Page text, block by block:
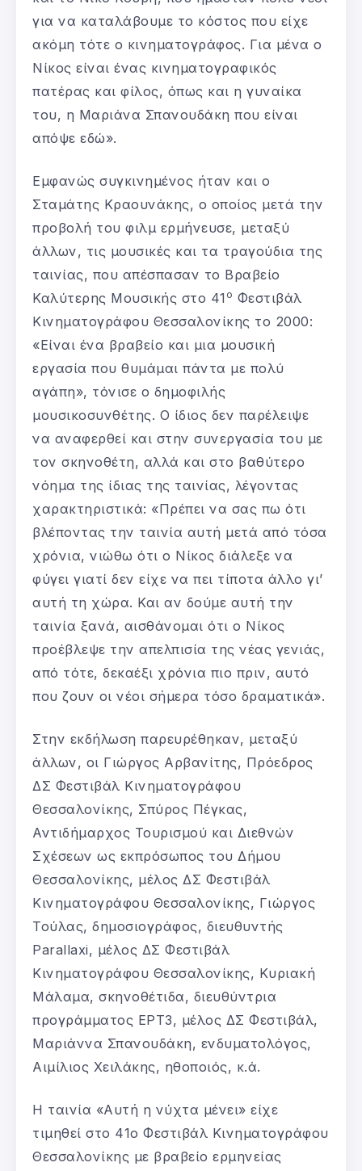
για να καταλάβουμε το κόστος που είχε
ακόμη τότε ο κινηματογράφος. Για μένα ο
Νίκος είναι ένας κινηματογραφικός
πατέρας και φίλος, όπως και η γυναίκα
του, η Μαριάνα Σπανουδάκη που είναι
απόψε εδώ».
Εμφανώς συγκινημένος ήταν και ο
Σταμάτης Κραουνάκης, ο οποίος μετά την
προβολή του φιλμ ερμήνευσε, μεταξύ
άλλων, τις μουσικές και τα τραγούδια της
ταινίας, που απέσπασαν το Βραβείο
Καλύτερης Μουσικής στο 41 ο Φεστιβάλ
Κινηματογράφου Θεσσαλονίκης το 2000:
«Είναι ένα βραβείο και μια μουσική
εργασία που θυμάμαι πάντα με πολύ
αγάπη», τόνισε ο δημοφιλής
μουσικοσυνθέτης. Ο ίδιος δεν παρέλειψε
να αναφερθεί και στην συνεργασία του με
τον σκηνοθέτη, αλλά και στο βαθύτερο
νόημα της ίδιας της ταινίας, λέγοντας
χαρακτηριστικά: «Πρέπει να σας πω ότι
βλέποντας την ταινία αυτή μετά από τόσα
χρόνια, νιώθω ότι ο Νίκος διάλεξε να
φύγει γιατί δεν είχε να πει τίποτα άλλο γι’
αυτή τη χώρα. Και αν δούμε αυτή την
ταινία ξανά, αισθάνομαι ότι ο Νίκος
προέβλεψε την απελπισία της νέας γενιάς,
από τότε, δεκαέξι χρόνια πιο πριν, αυτό
που ζουν οι νέοι σήμερα τόσο δραματικά».
Στην εκδήλωση παρευρέθηκαν, μεταξύ
άλλων, οι Γιώργος Αρβανίτης, Πρόεδρος
ΔΣ Φεστιβάλ Κινηματογράφου
Θεσσαλονίκης, Σπύρος Πέγκας,
Αντιδήμαρχος Τουρισμού και Διεθνών
Σχέσεων ως εκπρόσωπος του Δήμου
Θεσσαλονίκης, μέλος ΔΣ Φεστιβάλ
Κινηματογράφου Θεσσαλονίκης, Γιώργος
Τούλας, δημοσιογράφος, διευθυντής
Parallaxi, μέλος ΔΣ Φεστιβάλ
Κινηματογράφου Θεσσαλονίκης, Κυριακή
Μάλαμα, σκηνοθέτιδα, διευθύντρια
προγράμματος ΕΡΤ3, μέλος ΔΣ Φεστιβάλ,
Μαριάννα Σπανουδάκη, ενδυματολόγος,
Αιμίλιος Χειλάκης, ηθοποιός, κ.ά.
Η ταινία «Αυτή η νύχτα μένει» είχε
τιμηθεί στο 41ο Φεστιβάλ Κινηματογράφου
Θεσσαλονίκης με βραβείο ερμηνείας